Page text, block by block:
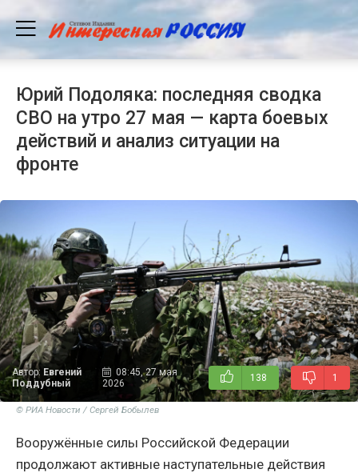
Юрий Подоляка: последняя сводка
СВО на утро 27 мая — карта боевых
действий и анализ ситуации на
фронте
Автор: Евгений
Поддубный
08:45, 27 мая
2026
138 1
© РИА Новости / Сергей Бобылев
Вооружённые силы Российской Федерации
продолжают активные наступательные действия